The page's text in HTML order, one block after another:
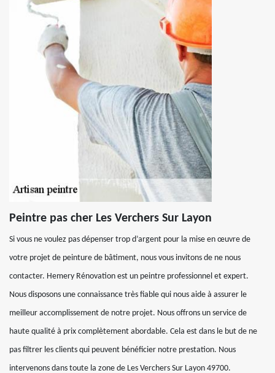
Peintre pas cher Les Verchers Sur Layon
Si vous ne voulez pas dépenser trop d’argent pour la mise en œuvre de
votre projet de peinture de bâtiment, nous vous invitons de ne nous
contacter. Hemery Rénovation est un peintre professionnel et expert.
Nous disposons une connaissance très fiable qui nous aide à assurer le
meilleur accomplissement de notre projet. Nous offrons un service de
haute qualité à prix complètement abordable. Cela est dans le but de ne
pas filtrer les clients qui peuvent bénéficier notre prestation. Nous
intervenons dans toute la zone de Les Verchers Sur Layon 49700.